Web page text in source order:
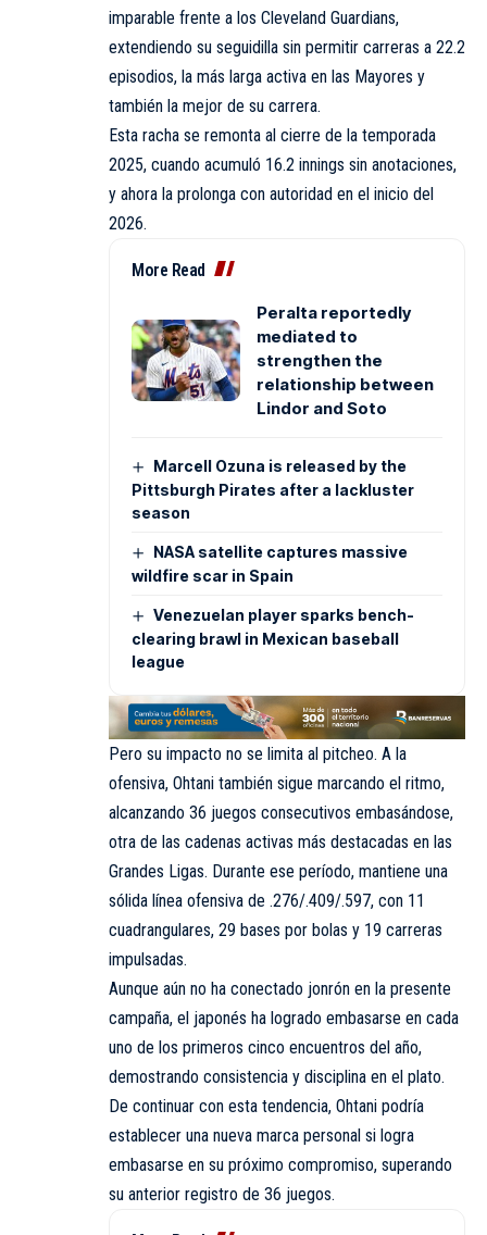
imparable frente a los Cleveland Guardians,
extendiendo su seguidilla sin permitir carreras a 22.2
episodios, la más larga activa en las Mayores y
también la mejor de su carrera.
Esta racha se remonta al cierre de la temporada
2025, cuando acumuló 16.2 innings sin anotaciones,
y ahora la prolonga con autoridad en el inicio del
2026.
More Read
Peralta reportedly
mediated to
strengthen the
relationship between
Lindor and Soto
Marcell Ozuna is released by the
Pittsburgh Pirates after a lackluster
season
NASA satellite captures massive
wildfire scar in Spain
Venezuelan player sparks bench-
clearing brawl in Mexican baseball
league
Pero su impacto no se limita al pitcheo. A la
ofensiva, Ohtani también sigue marcando el ritmo,
alcanzando 36 juegos consecutivos embasándose,
otra de las cadenas activas más destacadas en las
Grandes Ligas. Durante ese período, mantiene una
sólida línea ofensiva de .276/.409/.597, con 11
cuadrangulares, 29 bases por bolas y 19 carreras
impulsadas.
Aunque aún no ha conectado jonrón en la presente
campaña, el japonés ha logrado embasarse en cada
uno de los primeros cinco encuentros del año,
demostrando consistencia y disciplina en el plato.
De continuar con esta tendencia, Ohtani podría
establecer una nueva marca personal si logra
embasarse en su próximo compromiso, superando
su anterior registro de 36 juegos.